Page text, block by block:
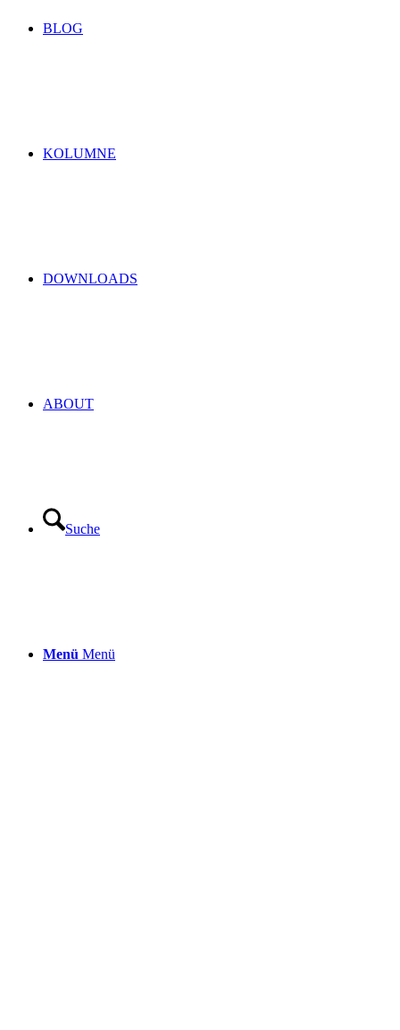
BLOG
KOLUMNE
DOWNLOADS
ABOUT
Suche
Menü Menü